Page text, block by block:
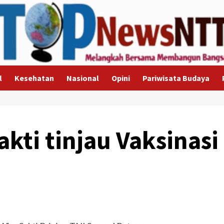
Kesehatan Nasional Opini Pariwisata Budaya
tinjau Vaksinasi